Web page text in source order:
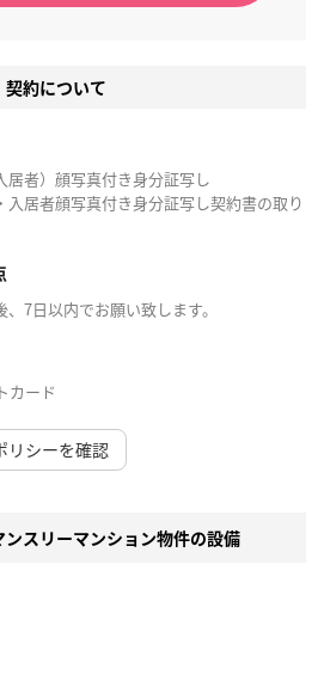
契約について
者）顔写真付き身分証写し
居者顔写真付き身分証写し契約書の取り
7日以内でお願い致します。
カード
リシーを確認
スリーマンション物件の設備